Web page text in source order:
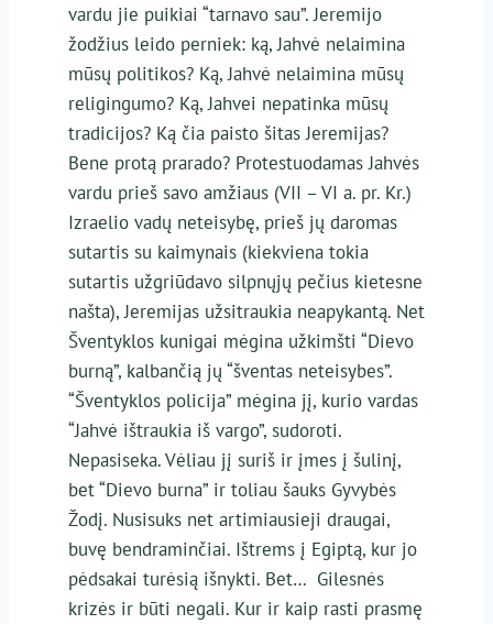
vardu jie puikiai “tarnavo sau”. Jeremijo
žodžius leido perniek: ką, Jahvė nelaimina
mūsų politikos? Ką, Jahvė nelaimina mūsų
religingumo? Ką, Jahvei nepatinka mūsų
tradicijos? Ką čia paisto šitas Jeremijas?
Bene protą prarado? Protestuodamas Jahvės
vardu prieš savo amžiaus (VII – VI a. pr. Kr.)
Izraelio vadų neteisybę, prieš jų daromas
sutartis su kaimynais (kiekviena tokia
sutartis užgriūdavo silpnųjų pečius kietesne
našta), Jeremijas užsitraukia neapykantą. Net
Šventyklos kunigai mėgina užkimšti “Dievo
burną”, kalbančią jų “šventas neteisybes”.
“Šventyklos policija” mėgina jį, kurio vardas
“Jahvė ištraukia iš vargo”, sudoroti.
Nepasiseka. Vėliau jį suriš ir įmes į šulinį,
bet “Dievo burna” ir toliau šauks Gyvybės
Žodį. Nusisuks net artimiausieji draugai,
buvę bendraminčiai. Ištrems į Egiptą, kur jo
pėdsakai turėsią išnykti. Bet… Gilesnės
krizės ir būti negali. Kur ir kaip rasti prasmę